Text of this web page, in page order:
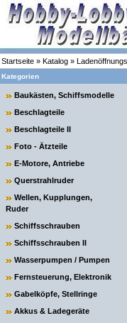
Startseite » Katalog »
Kategorien
Baukästen, Schiffsmodelle
Beschlagteile
Beschlagteile II
Foto - Ätzteile
E-Motore, Antriebe
Querstrahlruder
Wellen, Kupplungen,
Ruder
Schiffsschrauben
Schiffsschrauben II
Wasserpumpen / Pumpen
Fernsteuerung, Elektronik
Gabelköpfe, Stellringe
Akkus & Ladegeräte